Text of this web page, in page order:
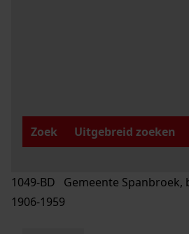
Zoek
Uitgebreid zoeken
1049-BD Gemeente
1906-1959